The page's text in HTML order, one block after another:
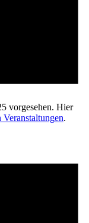
vorgesehen. Hier
Veranstaltungen.